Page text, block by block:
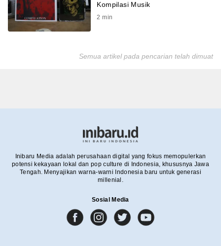
Kompilasi Musik
2 min
Semua artikel pada pencarian telah dimuat
Inibaru Media adalah perusahaan digital yang fokus memopulerkan
potensi kekayaan lokal dan pop culture di Indonesia, khususnya Jawa
Tengah. Menyajikan warna-warni Indonesia baru untuk generasi
millenial.
Sosial Media